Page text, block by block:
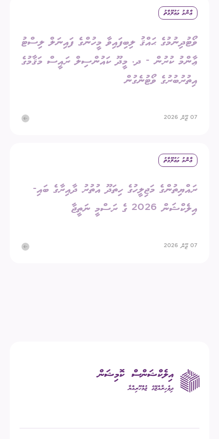
ޢާންމު މަޢުލޫމާތު
ވޯޓުދިނުމުގެ ޙައްޤު ލިބިފައިވާ މީހުންގެ ފައިނަލް ލިސްޓު
ޢާންމު ކުރުން - ދ. މީދޫ ކައުންސިލް ރައީސް މަޤާމުގެ
އިތުރުބުރުގެ ވޯޓުނެގުން
07 ޖޫން 2026
ޢާންމު މަޢުލޫމާތު
ރައްޔިތުންގެ މަޖިލީހުގެ ހިތަދޫ އުތުރު ދާއިރާގެ ބައި-
އިލެކްޝަން 2026 ގެ ރަސްމީ ނަތީޖާ
07 ޖޫން 2026